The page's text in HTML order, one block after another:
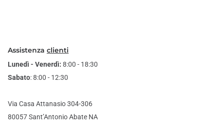
Assistenza clienti
Lunedì - Venerdì: 8:00 - 18:30
Sabato: 8:00 - 12:30
Via Casa Attanasio 304-306
80057 Sant’Antonio Abate NA